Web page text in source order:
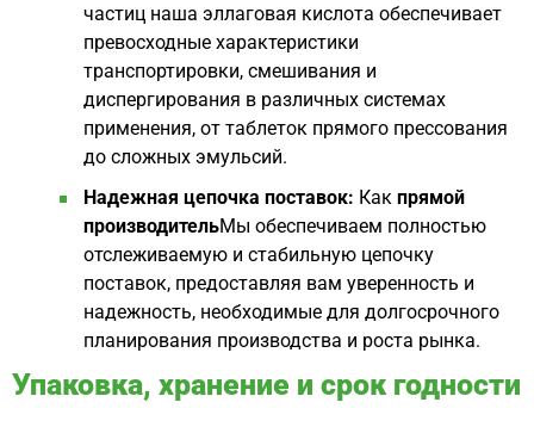
частиц наша эллаговая кислота обеспечивает
превосходные характеристики
транспортировки, смешивания и
диспергирования в различных системах
применения, от таблеток прямого прессования
до сложных эмульсий.
Надежная цепочка поставок: Как прямой
производительМы обеспечиваем полностью
отслеживаемую и стабильную цепочку
поставок, предоставляя вам уверенность и
надежность, необходимые для долгосрочного
планирования производства и роста рынка.
Упаковка, хранение и срок годности